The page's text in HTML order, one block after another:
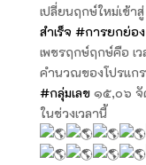
เปลี่ยนฤกษ์ใหม่เข้า
สำเร็จ #การยกย่อง
เพชรฤกษ์ฤกษ์คือ เ
คำนวณของโปรแก
#กลุ่มเลข๑๕,๐๖ จัด
ในช่วงเวลานี้